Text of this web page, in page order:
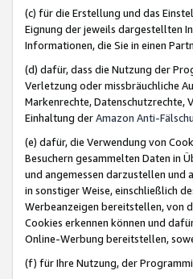
(c) für die Erstellung und das
Eignung der jeweils dargestellten
Informationen, die Sie in einen
(d) dafür, dass die Nutzung der
Verletzung oder missbräuchliche
Markenrechte,
Einhaltung derAmazon Anti-
(e) dafür, die Verwendung von
Besuchern gesammelten Daten in
und angemessen darzustellen
in sonstiger Weise, einschließlich
Werbeanzeigen bereitstellen, von
Cookies erkennen können und
Online-Werbung bereitstellen,
(f) für Ihre Nutzung, der